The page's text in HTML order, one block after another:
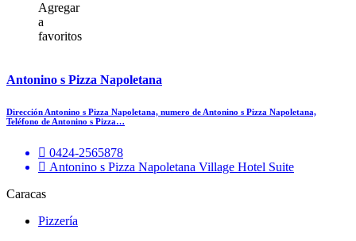
Agregar
a
favoritos
Antonino s Pizza Napoletana
Dirección Antonino s Pizza Napoletana, numero de Antonino s Pizza Napoletana,
Teléfono de Antonino s Pizza…
0424-2565878
Antonino s Pizza Napoletana Village Hotel Suite
Caracas
Pizzería